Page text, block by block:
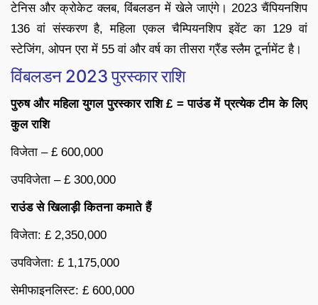
टेनिस और क्रोकेट क्लब, विंबलडन में खेले जाएंगे। 2023 चैंपियनशिप
136 वां संस्करण है, महिला एकल चैम्पियनशिप इवेंट का 129 वां
स्टेजिंग, ओपन एरा में 55 वां और वर्ष का तीसरा ग्रैंड स्लैम टूर्नामेंट है।
विंबलडन 2023 पुरस्कार राशि
पुरुष और महिला युगल पुरस्कार राशि £ = पाउंड में प्रत्येक टीम के लिए
कुल राशि
विजेता – £ 600,000
उपविजेता – £ 300,000
राउंड से खिलाड़ी कितना कमाते हैं
विजेता: £ 2,350,000
उपविजेता: £ 1,175,000
सेमीफाइनलिस्ट: £ 600,000